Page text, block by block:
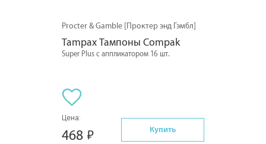
Procter & Gamble [Проктер энд Гэмбл]
Tampax Тампоны Compak
Super Plus с аппликатором 16 шт.
Цена:
468 Купить